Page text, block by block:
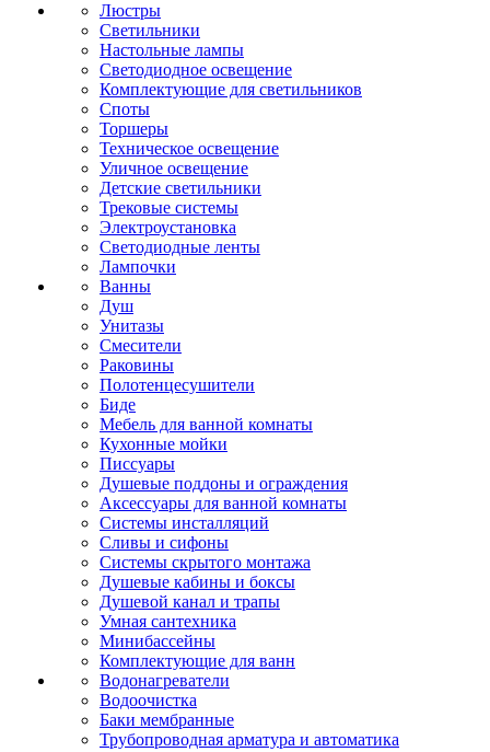
Люстры
Светильники
Настольные лампы
Светодиодное освещение
Комплектующие для светильников
Споты
Торшеры
Техническое освещение
Уличное освещение
Детские светильники
Трековые системы
Электроустановка
Светодиодные ленты
Лампочки
Ванны
Душ
Унитазы
Смесители
Раковины
Полотенцесушители
Биде
Мебель для ванной комнаты
Кухонные мойки
Писсуары
Душевые поддоны и ограждения
Аксессуары для ванной комнаты
Системы инсталляций
Сливы и сифоны
Системы скрытого монтажа
Душевые кабины и боксы
Душевой канал и трапы
Умная сантехника
Минибассейны
Комплектующие для ванн
Водонагреватели
Водоочистка
Баки мембранные
Трубопроводная арматура и автоматика